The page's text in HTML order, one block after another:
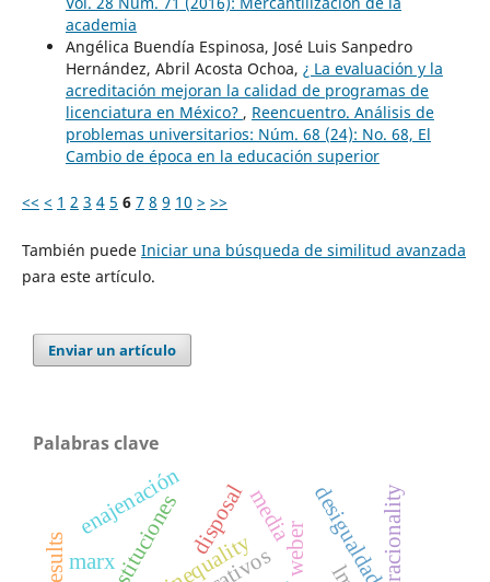
academia
Angélica Buendía Espinosa, José Luis Sanpedro
Hernández, Abril Acosta Ochoa, ¿ La evaluación y la
acreditación mejoran la calidad de programas de
licenciatura en México? , Reencuentro. Análisis de
problemas universitarios: Núm. 68 (24): No. 68, El
Cambio de época en la educación superior
<< < 1 2 3 4 5 6 7 8 9 10 > >>
También puede Iniciar una búsqueda de similitud avanzada
para este artículo.
Enviar un artículo
Palabras clave
racionality
weber
institucionesdisposal
enajenación
marx
media